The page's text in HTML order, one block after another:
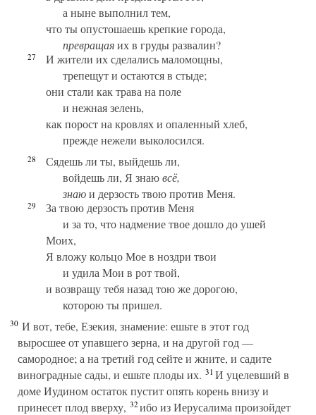
а ныне выполнил тем,
что ты опустошаешь крепкие города,
превращаяих в груды развалин?
27
И жители их сделались маломощны,
трепещут и остаются в стыде;
они стали как трава на поле
и нежная зелень,
как порост на кровлях и опаленный хлеб,
прежде нежели выколосился.
28
Сядешь ли ты, выйдешь ли,
войдешь ли, Я знаювсё,
знаюи дерзость твою против Меня.
29
За твою дерзость против Меня
и за то, что надмение твое дошло до ушей
Моих,
Я вложу кольцо Мое в ноздри твои
и удила Мои в рот твой,
и возвращу тебя назад тою же дорогою,
которою ты пришел.
30 И вот, тебе, Езекия, знамение: ешьте в этот год
выросшее от упавшего зерна, и на другой год —
самородное; а на третий год сейте и жните, и садите
виноградные сады, и ешьте плоды их. 31И уцелевший в
доме Иудином остаток пустит опять корень внизу и
принесет плод вверху, 32ибо из Иерусалима произойдет